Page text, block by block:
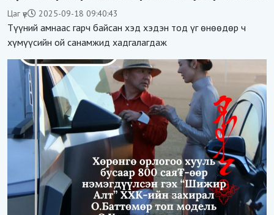
төлөө тэмцэгч, “хуучин тогтолцооны
хонгилыг нураагч” гэсэн дүрээр ард түмэнд
таниулсан.
Цаг үе 2025-09-18 09:40:43
Түүний амнаас гарч байсан хэд хэдэн тод үг өнөөдөр ч
хүмүүсийн ой санамжид хадгалагдаж